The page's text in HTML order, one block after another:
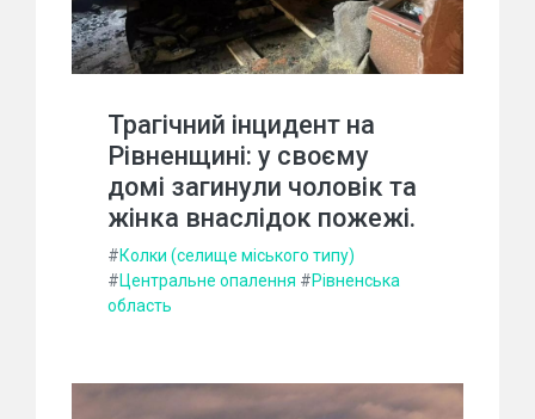
Трагічний інцидент на
Рівненщині: у своєму
домі загинули чоловік та
жінка внаслідок пожежі.
#Колки (селище міського типу)
#Центральне опалення #Рівненська
область